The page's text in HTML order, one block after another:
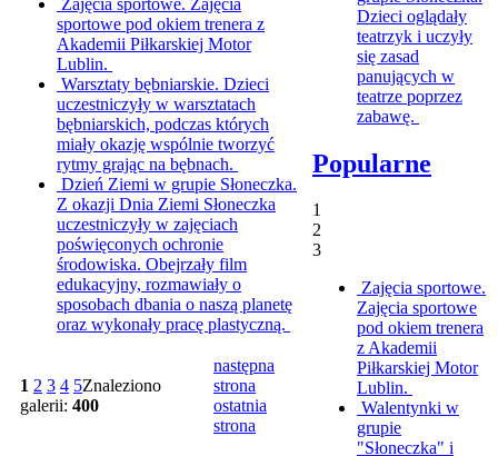
sportowe pod okiem trenera z
Akademii Piłkarskiej Motor
Lublin.
Warsztaty bębniarskie. Dzieci
uczestniczyły w warsztatach
bębniarskich, podczas których
miały okazję wspólnie tworzyć
rytmy grając na bębnach.
Dzień Ziemi w grupie Słoneczka.
Z okazji Dnia Ziemi Słoneczka
uczestniczyły w zajęciach
poświęconych ochronie
środowiska. Obejrzały film
edukacyjny, rozmawiały o
sposobach dbania o naszą planetę
oraz wykonały pracę plastyczną.
1 2 3 4 5Znaleziono
galerii: 400
następna
strona
ostatnia
strona
Dzieci oglądały
teatrzyk i uczyły
się zasad
panujących w
teatrze poprzez
zabawę.
Popularne
1
2
3
Zajęcia sportowe.
Zajęcia sportowe
pod okiem trenera
z Akademii
Piłkarskiej Motor
Lublin.
Walentynki w
grupie
"Słoneczka" i